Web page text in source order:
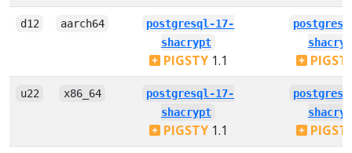
d12 aarch64
postgresql-17-
shacrypt
PIGSTY1.1
u22 x86_64
postgresql-17-
shacrypt
PIGSTY1.1